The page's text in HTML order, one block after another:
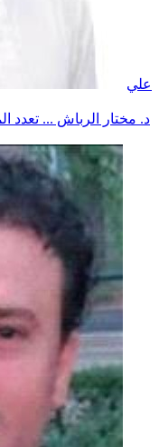
علي
د. مختار الرباش ... تعدد